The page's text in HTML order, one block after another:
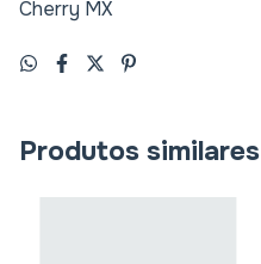
Cherry MX
Produtos similares